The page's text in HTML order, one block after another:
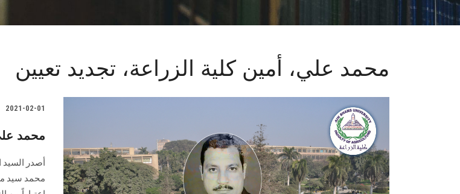
محمد علي، أمين كلية الزراعة، تجديد تعيين
2021-02-01
محمد
أصدر السيد
محمد سيد